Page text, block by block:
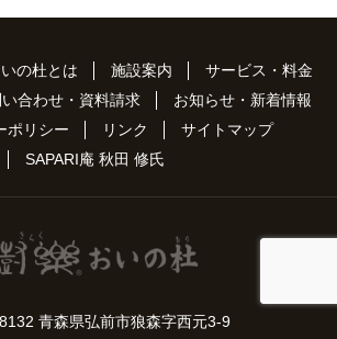
の杜とは 施設案内
サービス・料金
合わせ・資料請求
お知らせ・新着情報
ポリシー
リンク
サイトマップ
SAPARI庵 秋田 修氏
青森県弘前市狼森字西元3-9